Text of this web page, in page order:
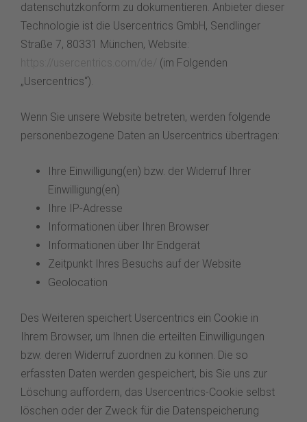
datenschutzkonform zu dokumentieren. Anbieter dieser
Technologie ist die Usercentrics GmbH, Sendlinger
Straße 7, 80331 München, Website:
(im Folgenden
„Usercentrics“).
Wenn Sie unsere Website betreten, werden folgende
personenbezogene Daten an Usercentrics übertragen:
Ihre Einwilligung(en) bzw. der Widerruf Ihrer
Einwilligung(en)
Ihre IP-Adresse
Informationen über Ihren Browser
Informationen über Ihr Endgerät
Zeitpunkt Ihres Besuchs auf der Website
Geolocation
Des Weiteren speichert Usercentrics ein Cookie in
Ihrem Browser, um Ihnen die erteilten Einwilligungen
bzw. deren Widerruf zuordnen zu können. Die so
erfassten Daten werden gespeichert, bis Sie uns zur
Löschung auffordern, das Usercentrics-Cookie selbst
löschen oder der Zweck für die Datenspeicherung